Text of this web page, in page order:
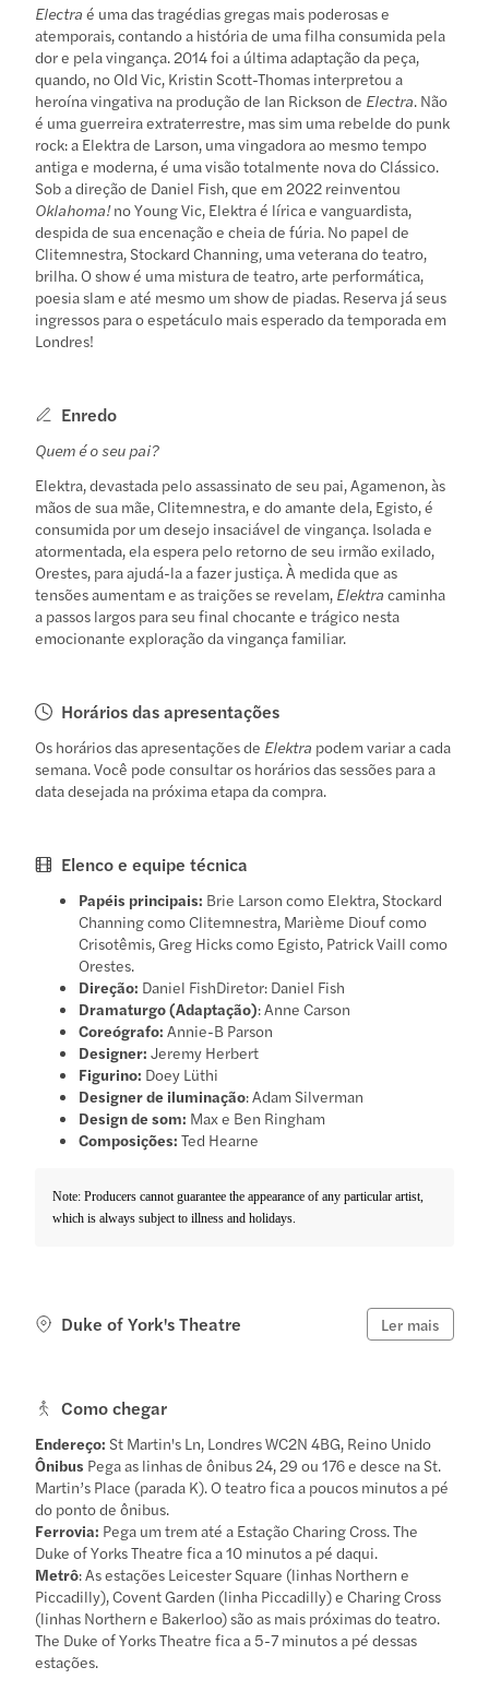
Electra é uma das tragédias gregas mais poderosas e
atemporais, contando a história de uma filha consumida pela
dor e pela vingança. 2014 foi a última adaptação da peça,
quando, no Old Vic, Kristin Scott-Thomas interpretou a
heroína vingativa na produção de Ian Rickson de Electra. Não
é uma guerreira extraterrestre, mas sim uma rebelde do punk
rock: a Elektra de Larson, uma vingadora ao mesmo tempo
antiga e moderna, é uma visão totalmente nova do Clássico.
Sob a direção de Daniel Fish, que em 2022 reinventou
Oklahoma!no Young Vic, Elektra é lírica e vanguardista,
despida de sua encenação e cheia de fúria. No papel de
Clitemnestra, Stockard Channing, uma veterana do teatro,
brilha. O show é uma mistura de teatro, arte performática,
poesia slam e até mesmo um show de piadas. Reserva já seus
ingressos para o espetáculo mais esperado da temporada em
Londres!
Enredo
Quem é o seu pai?
Elektra, devastada pelo assassinato de seu pai, Agamenon, às
mãos de sua mãe, Clitemnestra, e do amante dela, Egisto, é
consumida por um desejo insaciável de vingança. Isolada e
atormentada, ela espera pelo retorno de seu irmão exilado,
Orestes, para ajudá-la a fazer justiça. À medida que as
tensões aumentam e as traições se revelam, Elektra caminha
a passos largos para seu final chocante e trágico nesta
emocionante exploração da vingança familiar.
Horários das apresentações
Os horários das apresentações de Elektra podem variar a cada
semana. Você pode consultar os horários das sessões para a
data desejada na próxima etapa da compra.
Elenco e equipe técnica
Papéis principais: Brie Larson como Elektra, Stockard
Channing como Clitemnestra, Marième Diouf como
Crisotêmis, Greg Hicks como Egisto, Patrick Vaill como
Orestes.
Direção: Daniel FishDiretor: Daniel Fish
Dramaturgo (Adaptação): Anne Carson
Coreógrafo: Annie-B Parson
Designer: Jeremy Herbert
Figurino: Doey Lüthi
Designer de iluminação: Adam Silverman
Design de som: Max e Ben Ringham
Composições: Ted Hearne
Note: Producers cannot guarantee the appearance of any particular artist,
which is always subject to illness and holidays.
Duke of York's Theatre Ler mais
Como chegar
Endereço: St Martin's Ln, Londres WC2N 4BG, Reino Unido
Ônibus Pega as linhas de ônibus 24, 29 ou 176 e desce na St.
Martin’s Place (parada K). O teatro fica a poucos minutos a pé
do ponto de ônibus.
Ferrovia: Pega um trem até a Estação Charing Cross. The
Duke of Yorks Theatre fica a 10 minutos a pé daqui.
Metrô: As estações Leicester Square (linhas Northern e
Piccadilly), Covent Garden (linha Piccadilly) e Charing Cross
(linhas Northern e Bakerloo) são as mais próximas do teatro.
The Duke of Yorks Theatre fica a 5-7 minutos a pé dessas
estações.